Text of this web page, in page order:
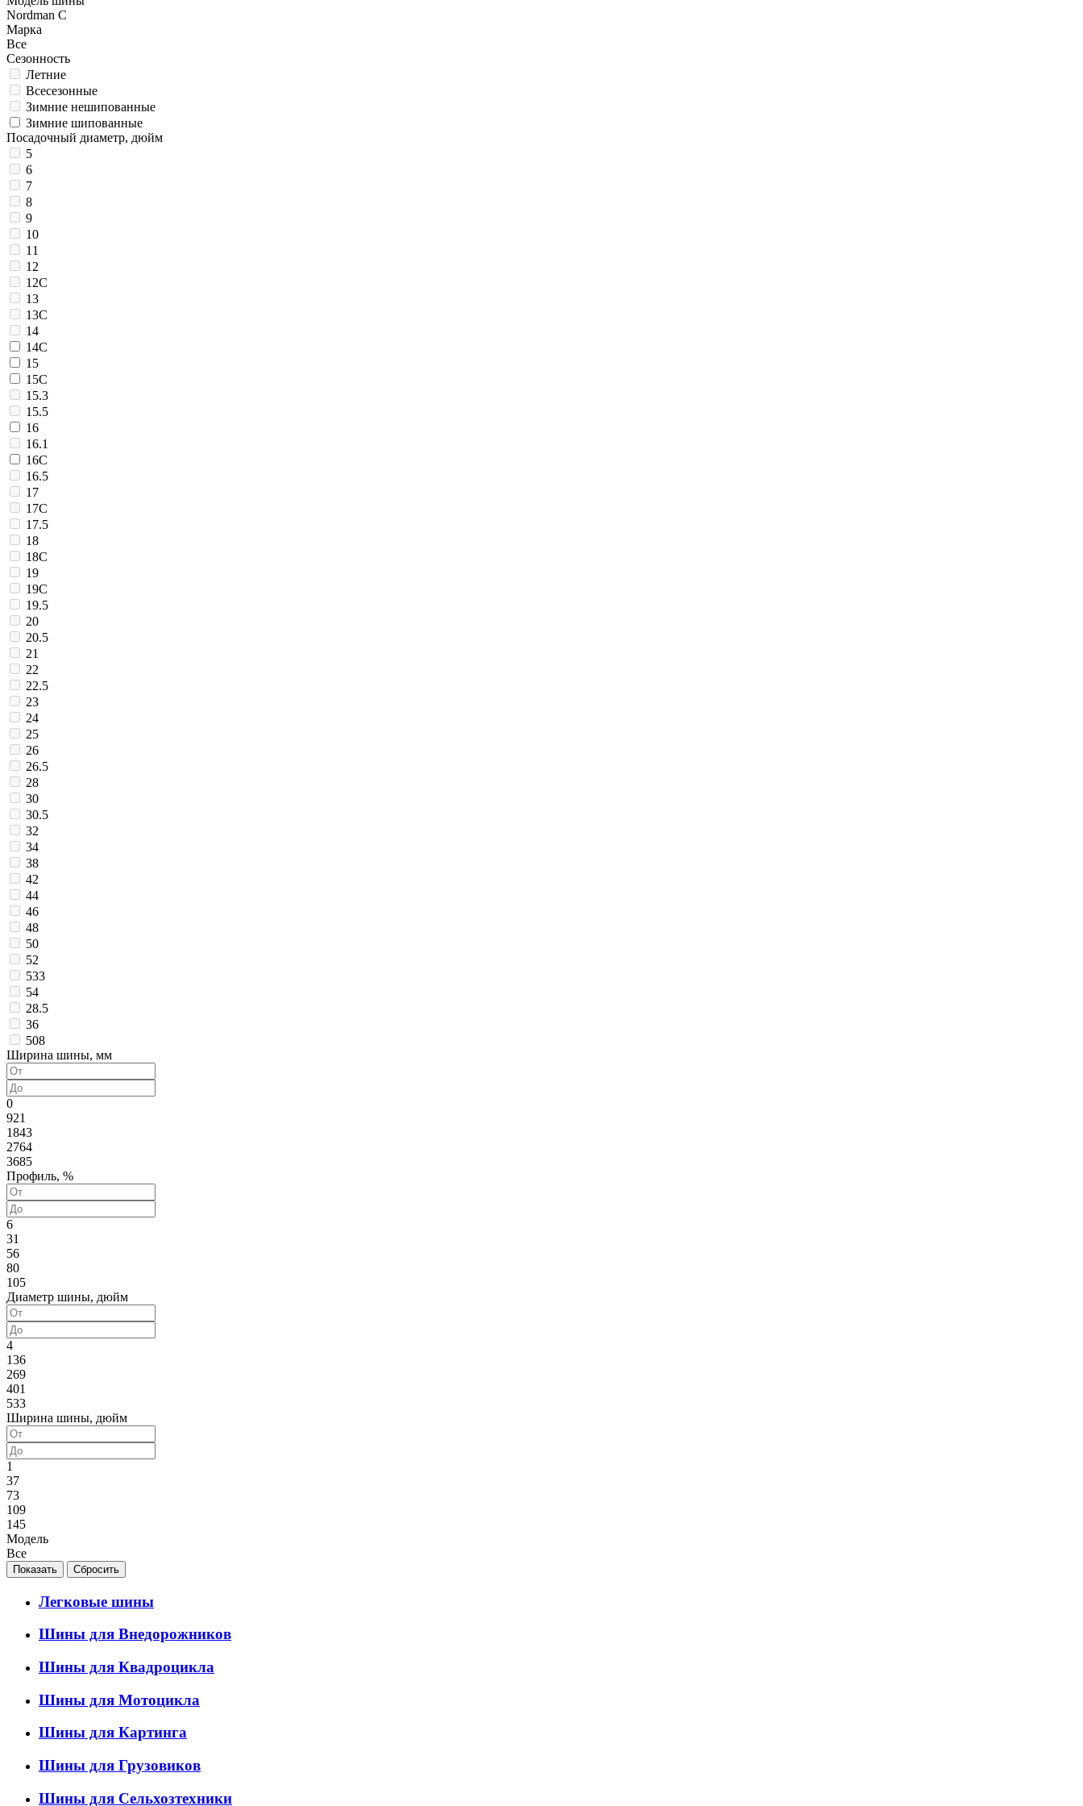
Nordman C
Марка
Все
Сезонность
Летние
Всесезонные
Зимние нешипованные
Зимние шипованные
Посадочный диаметр, дюйм
5
6
7
8
9
10
11
12
12C
13
13C
14
14C
15
15C
15.3
15.5
16
16.1
16C
16.5
17
17C
17.5
18
18C
19
19C
19.5
20
20.5
21
22
22.5
23
24
25
26
26.5
28
30
30.5
32
34
38
42
44
46
48
50
52
533
54
28.5
36
508
Ширина шины, мм
0
921
1843
2764
3685
Профиль, %
6
31
56
80
105
Диаметр шины, дюйм
4
136
269
401
533
Ширина шины, дюйм
1
37
73
109
145
Модель
Все
Легковые шины
Шины для Внедорожников
Шины для Квадроцикла
Шины для Мотоцикла
Шины для Картинга
Шины для Грузовиков
Шины для Сельхозтехники